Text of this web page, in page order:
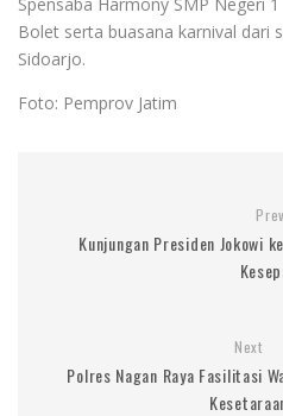
Bolet serta buasana karnival dari
Sidoarjo.
Foto: Pemprov Jatim
Kunjungan Presiden Jokowi
Next
Polres Nagan Raya Fasilitasi